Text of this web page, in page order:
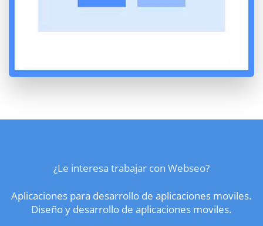
¿Le interesa trabajar con Webseo?
Aplicaciones para desarrollo de aplicaciones moviles.
Diseño y desarrollo de aplicaciones moviles.